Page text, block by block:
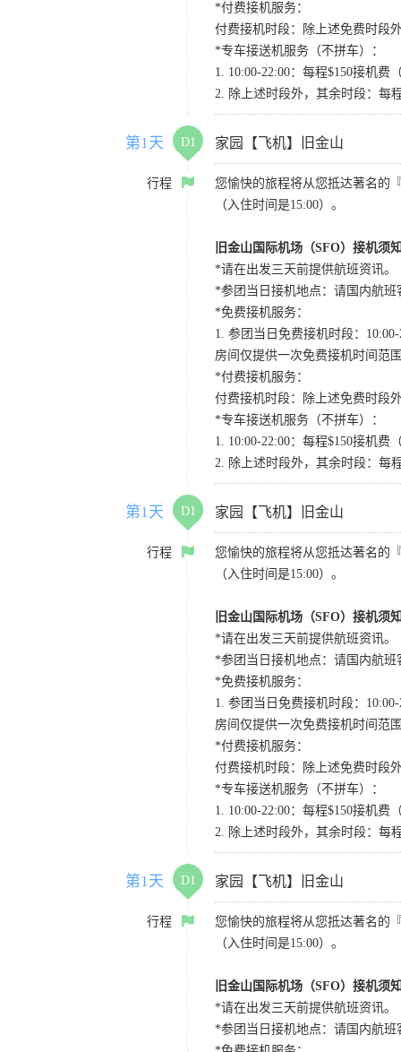
*付费接机服务：
付费接机时段：除上述免费时段
*专车接送机服务（不拼车）：
1. 10:00-22:00：每程$150接机
2. 除上述时段外，其余时段：每
第1天 D1 家园【飞机】旧金山
行程
您愉快的旅程将从您抵达著名的
（入住时间是15:00）。
旧金山国际机场（SFO）接机须
*请在出发三天前提供航班资讯。
*参团当日接机地点：请国内航班
*免费接机服务：
1. 参团当日免费接机时段：
房间仅提供一次免费接机时间范
*付费接机服务：
付费接机时段：除上述免费时段
*专车接送机服务（不拼车）：
1. 10:00-22:00：每程$150接机
2. 除上述时段外，其余时段：每
第1天 D1 家园【飞机】旧金山
行程
您愉快的旅程将从您抵达著名的
（入住时间是15:00）。
旧金山国际机场（SFO）接机须
*请在出发三天前提供航班资讯。
*参团当日接机地点：请国内航班
*免费接机服务：
1. 参团当日免费接机时段：
房间仅提供一次免费接机时间范
*付费接机服务：
付费接机时段：除上述免费时段
*专车接送机服务（不拼车）：
1. 10:00-22:00：每程$150接机
2. 除上述时段外，其余时段：每
第1天 D1 家园【飞机】旧金山
行程
您愉快的旅程将从您抵达著名的
（入住时间是15:00）。
旧金山国际机场（SFO）接机须
*请在出发三天前提供航班资讯。
*参团当日接机地点：请国内航班